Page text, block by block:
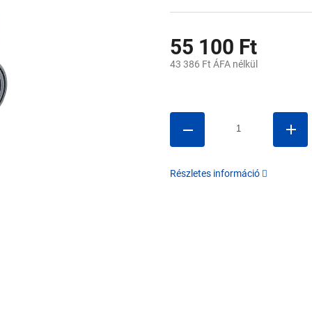
55 100 Ft
43 386 Ft ÁFA nélkül
Részletes információ